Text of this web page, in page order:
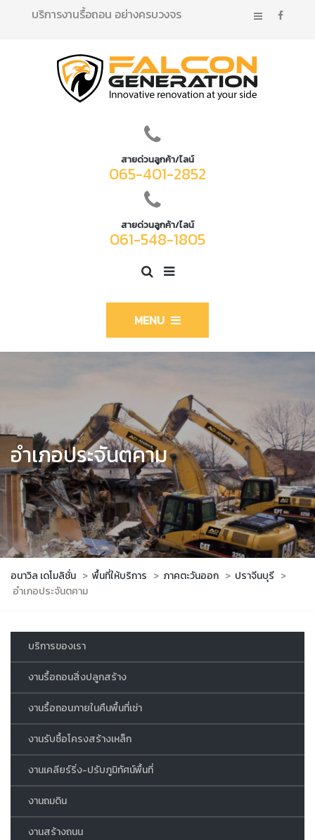
บริการงานรื้อถอน อย่างครบวงจร
สายด่วนลูกค้า/ไลน์
065-401-2852
สายด่วนลูกค้า/ไลน์
061-548-1805
MENU
อำเภอประจันตคาม
อนาวิล เดโมลิชั่น > พื้นที่ให้บริการ > ภาคตะวันออก > ปราจีนบุรี >
อำเภอประจันตคาม
บริการของเรา
งานรื้อถอนสิ่งปลูกสร้าง
งานรื้อถอนภายในคืนพื้นที่เช่า
งานรับซื้อโครงสร้างเหล็ก
งานเคลียร์ริ่ง-ปรับภูมิทัศน์พื้นที่
งานถมดิน
งานสร้างถนน